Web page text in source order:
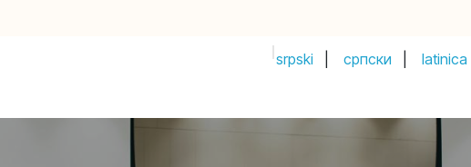
srpski српски latinica